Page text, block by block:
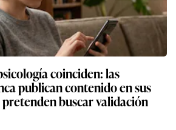
coinciden: las
publican contenido en sus
buscar validación